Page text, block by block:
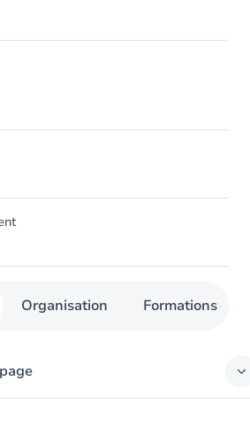
Organisation Formations